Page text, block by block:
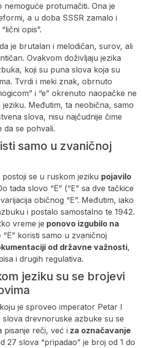
nemoguće protumačiti. Ona je
a u doba SSSR zamalo i
opis”.
je brutalan i melodičan, surov, ali
Ovakvom doživljaju jezika
koji su puna slova koja su
Tvrdi i meki znak, obrnuto
i “e” okrenuto naopačke ne
Međutim, ta neobična, samo
slova, nisu najčudnije čime
da se pohvali.
samo u zvaničnoj
se u ruskom jeziku pojavilo
tada slovo “Ё” (“E” sa dve tačkice
običnog “E”. Međutim, iako
i postalo samostalno te 1942.
vreme je ponovo izgubilo na
“Ё” koristi samo u zvaničnoj
od državne važnosti,
i drugih regulativa.
jeziku su se brojevi
je sproveo imperator Petar I
slova drevnoruske azbuke su se
pisanje reči, već i za označavanje
27 slova “pripadao” je broj od 1 do